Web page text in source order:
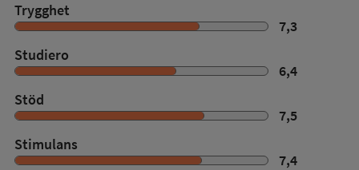
Trygghet
7,3
Studiero
6,4
Stöd
7,5
Stimulans
7,4